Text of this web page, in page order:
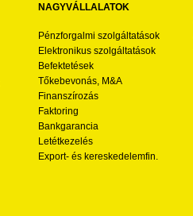
NAGYVÁLLALATOK
Pénzforgalmi szolgáltatások
Elektronikus szolgáltatások
Befektetések
Tőkebevonás, M&A
Finanszírozás
Faktoring
Bankgarancia
Letétkezelés
Export- és kereskedelemfin.